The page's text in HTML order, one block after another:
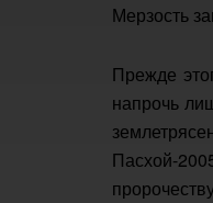
Мерзость
Прежде
напрочь
Пасхой-